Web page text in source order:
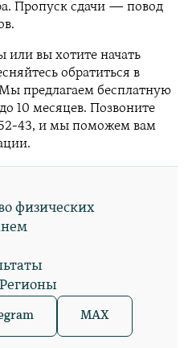
Пропуск сдачи — повод
или вы хотите начать
обратиться в
предлагаем бесплатную
10 месяцев. Позвоните
43, и мы поможем вам
физических
Регионы
MAX